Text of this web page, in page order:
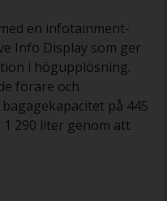
en infotainment-
Info Display som ger
i högupplösning.
förare och
på 445
290 liter genom att